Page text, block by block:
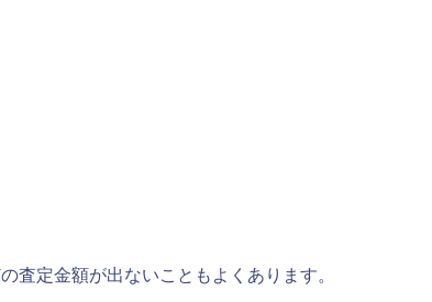
査定金額が出ないこともよくあります。